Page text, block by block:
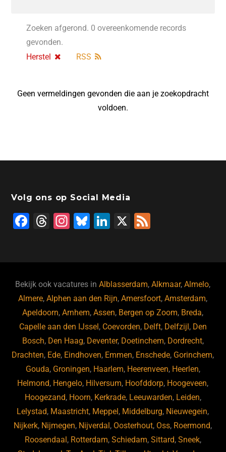
Zoeken afgerond. 0 overeenkomende records
gevonden.
Herstel
RSS
Geen vermeldingen gevonden die aan je zoekopdracht
voldoen.
Volg ons op Social Media
F
b
o
o
k
T
d
s
In
a
m
Bl
ky
Li
dI
n
X
Bekijk ook vacatures inAlblasserdam,Alkmaar,Almelo,
Almere,Alphen aan den Rijn,Amersfoort,Amsterdam,
Apeldoorn,Arnhem,Assen, Bergen op Zoom, Breda,
Capelle aan den IJssel , Coevorden, Delft, Delfzijl , Den
Bosch, Den Haag, Deventer, Doetinchem, Dordrecht,
Drachten, Ede, Eindhoven, Emmen, Enschede, Gorinchem,
Gouda, Groningen, Haarlem, Heerenveen, Heerlen,
Helmond, Hengelo, Hilversum, Hoofddorp, Hoogeveen,
Hoogezand, Hoorn, Kerkrade, Leeuwarden, Leiden,
Lelystad, Maastricht, Meppel , Middelburg, Nieuwegein,
Nijkerk, Nijmegen, Nijverdal , Oosterhout, Oss, Roermond,
Roosendaal , Rotterdam, Schiedam, Sittard, Sneek,